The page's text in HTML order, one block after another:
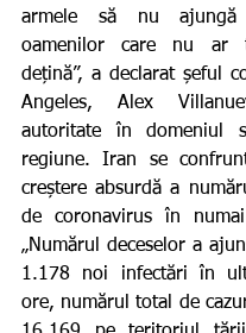
armele să nu
oamenilor care nu ar
dețină”, a declarat șeful
Angeles, Alex
autoritate în domeniul
regiune. Iran se
creștere absurdă a
de coronavirus în
„Numărul deceselor a
1.178 noi infectări în
ore, numărul total de